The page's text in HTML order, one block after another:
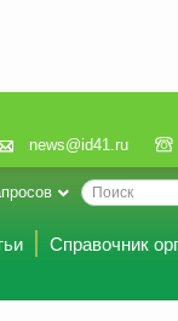
news@id41.ru
Справочник